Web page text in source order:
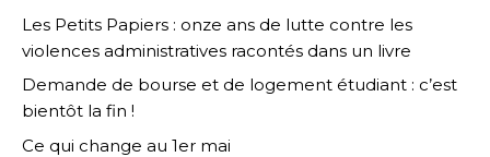
Les Petits Papiers : onze ans de lutte contre les
violences administratives racontés dans un livre
Demande de bourse et de logement étudiant : c’est
bientôt la fin !
Ce qui change au 1er mai